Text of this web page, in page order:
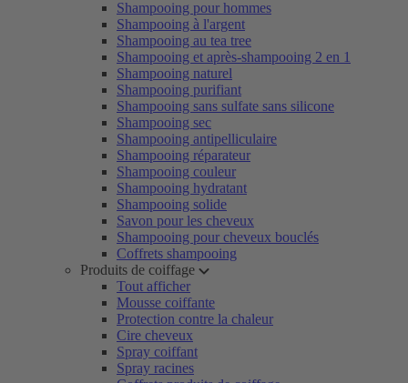
Shampooing pour hommes
Shampooing à l'argent
Shampooing au tea tree
Shampooing et après-shampooing 2 en 1
Shampooing naturel
Shampooing purifiant
Shampooing sans sulfate sans silicone
Shampooing sec
Shampooing antipelliculaire
Shampooing réparateur
Shampooing couleur
Shampooing hydratant
Shampooing solide
Savon pour les cheveux
Shampooing pour cheveux bouclés
Coffrets shampooing
Produits de coiffage
Tout afficher
Mousse coiffante
Protection contre la chaleur
Cire cheveux
Spray coiffant
Spray racines